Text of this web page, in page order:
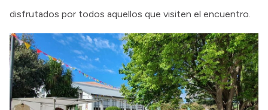
disfrutados por todos aquellos que visiten el encuentro.